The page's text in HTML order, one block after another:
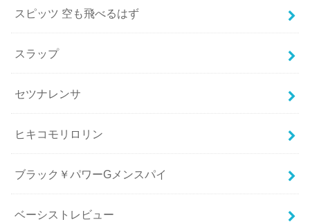
スピッツ 空も飛べるはず
スラップ
セツナレンサ
ヒキコモリロリン
ブラック￥パワーGメンスパイ
ベーシストレビュー